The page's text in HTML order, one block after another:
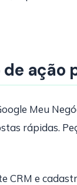
ação
Meu
rápidas.
CRM e